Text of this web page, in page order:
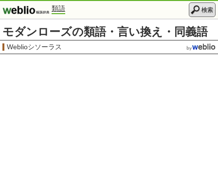
類語 検索
モダンローズの類語・言い換え・同義語
Weblioシソーラス